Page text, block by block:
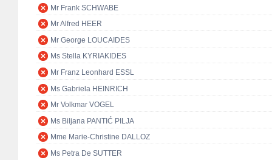
Mr Frank SCHWABE
Mr Alfred HEER
Mr George LOUCAIDES
Ms Stella KYRIAKIDES
Mr Franz Leonhard ESSL
Ms Gabriela HEINRICH
Mr Volkmar VOGEL
Ms Biljana PANTIĆ PILJA
Mme Marie-Christine DALLOZ
Ms Petra De SUTTER